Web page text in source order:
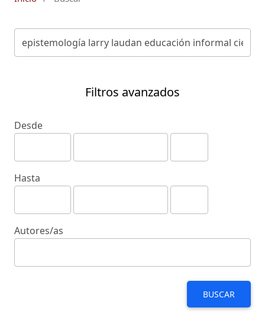
Filtros avanzados
Desde
Hasta
Autores/as
BUSCAR